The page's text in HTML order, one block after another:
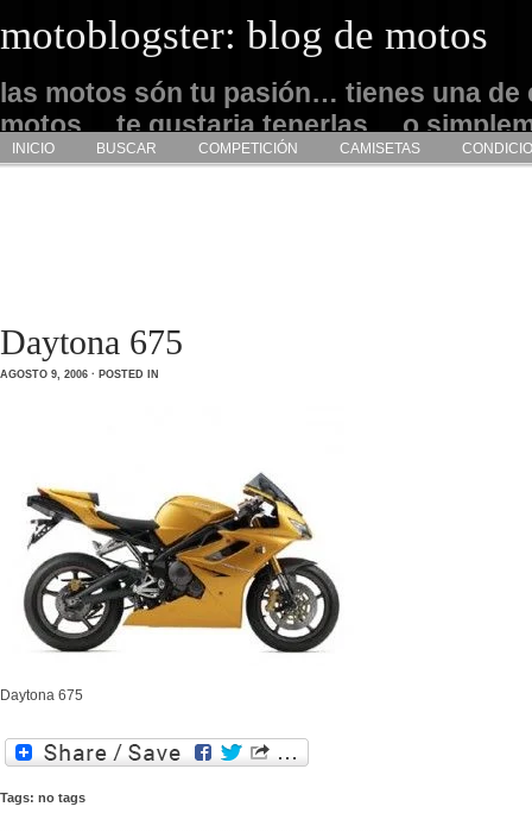
motoblogster: blog de motos
las motos són tu pasión… tienes una de
motos… te gustaria tenerlas… o
admirarlas… este es tu sitio
INICIO BUSCAR COMPETICIÓN CAMISETAS
Daytona 675
AGOSTO 9, 2006 · POSTED IN
Daytona 675
Tags: no tags